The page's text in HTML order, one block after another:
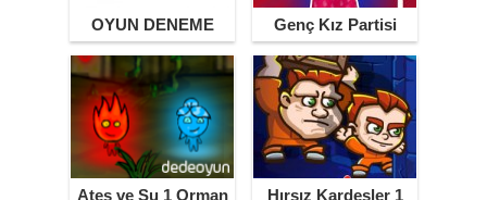
OYUN DENEME Genç Kız Partisi
Ateş ve Su 1 Orman
Hırsız Kardeşler 1